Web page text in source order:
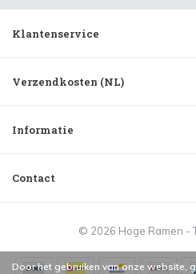
Klantenservice
Verzendkosten (NL)
Informatie
Contact
© 2026 Hoge Ramen -
Door het gebruiken van onze website,